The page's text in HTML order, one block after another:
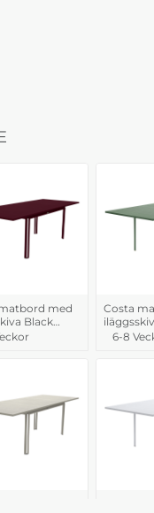
med
Black
Costa
6-8